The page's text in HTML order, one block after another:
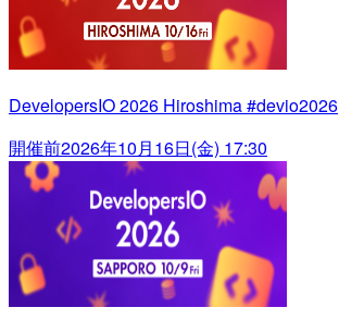
DevelopersIO 2026 Hiroshima #devio2026
開催前2026年10月16日(金) 17:30